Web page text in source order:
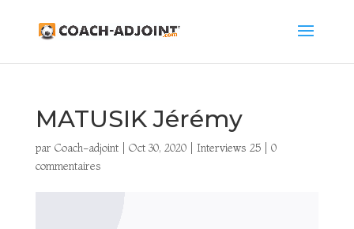
MATUSIK Jérémy
par Coach-adjoint| Oct 30, 2020| Interviews 25| 0
commentaires